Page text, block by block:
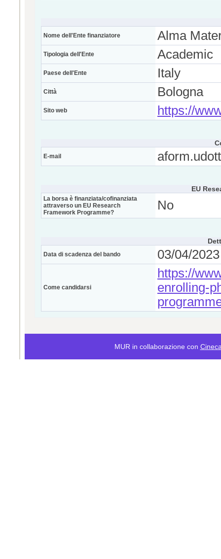
Nome dell'Ente finanziatore Alma
Tipologia dell'Ente Academic
Paese dell'Ente Italy
Città Bologna
Sito web https://
E-mail
EU
La borsa è finanziata/cofinanziata
attraverso un EU Research
Framework Programme?
No
Data di scadenza del bando 03/04/
Come candidarsi
https://
enrolling-
MUR in collaborazione con